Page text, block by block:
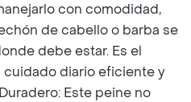
con comodidad,
de cabello o barba se
debe estar. Es el
diario eficiente y
Este peine no